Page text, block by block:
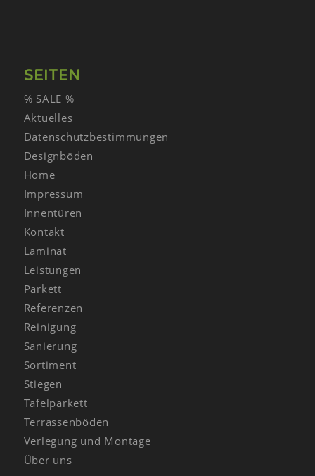
SEITEN
% SALE %
Aktuelles
Datenschutzbestimmungen
Designböden
Home
Impressum
Innentüren
Kontakt
Laminat
Leistungen
Parkett
Referenzen
Reinigung
Sanierung
Sortiment
Stiegen
Tafelparkett
Terrassenböden
Verlegung und Montage
Über uns